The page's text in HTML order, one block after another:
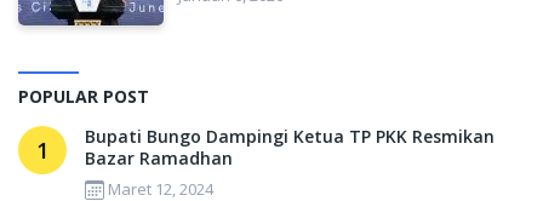
POPULAR POST
1
Bupati Bungo Dampingi Ketua TP PKK Resmikan
Bazar Ramadhan
Maret 12, 2024